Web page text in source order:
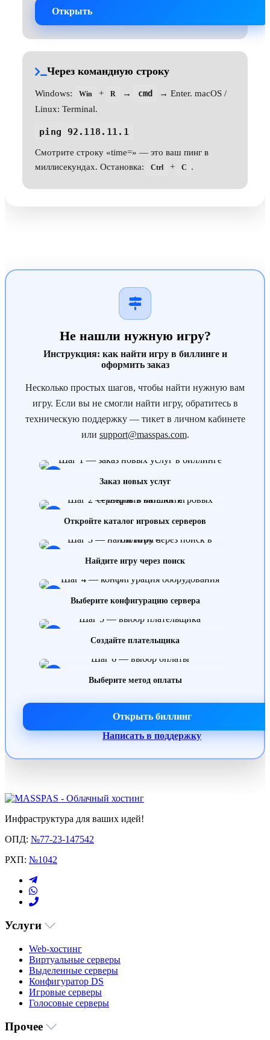
Открыть
Через командную строку
Windows: Win + R → cmd
→ Enter. macOS /
Linux: Terminal.
ping 92.118.11.1
Смотрите строку «time=» — это ваш пинг в
миллисекундах. Остановка:
Ctrl + C .
Не нашли нужную игру?
Инструкция: как найти игру в биллинге и
оформить заказ
Несколько простых шагов, чтобы найти нужную вам
игру. Если вы не смогли найти игру, обратитесь в
техническую поддержку — тикет в личном кабинете
или support@masspas.com.
Заказ новых услуг
Откройте каталог игровых серверов
Найдите игру через поиск
Выберите конфигурацию сервера
Создайте плательщика
Выберите метод оплаты
Открыть биллинг
Написать в поддержку
Инфраструктура для ваших идей!
ОПД: №77-23-147542
РХП: №1042
Услуги
Web-хостинг
Виртуальные серверы
Выделенные серверы
Конфигуратор DS
Игровые серверы
Голосовые серверы
Прочее